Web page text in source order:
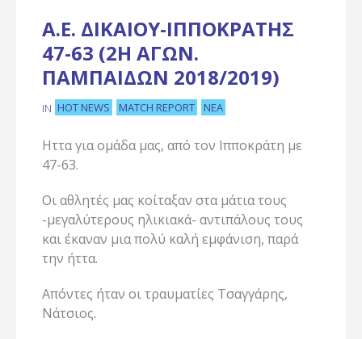
Α.Ε. ΔΙΚΑΊΟΥ-ΙΠΠΟΚΡΑΤΗΣ
47-63 (2Η ΑΓΩΝ.
ΠΑΜΠΑΊΔΩΝ 2018/2019)
IN HOT NEWS MATCH REPORT ΝΈΑ
Ηττα για ομάδα μας, από τον Ιπποκράτη με
47-63.
Οι αθλητές μας κοίταξαν στα μάτια τους
-μεγαλύτερους ηλικιακά- αντιπάλους τους
και έκαναν μια πολύ καλή εμφάνιση, παρά
την ήττα.
Απόντες ήταν οι τραυματίες Τσαγγάρης,
Νάτσιος.